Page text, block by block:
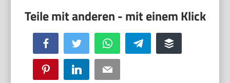
Facebook Twitter WhatsApp Telegram Buffer
Pinterest LinkedIn Email